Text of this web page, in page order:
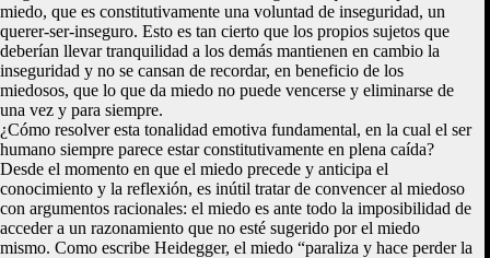
miedo, que es constitutivamente una voluntad de inseguridad, un
querer-ser-inseguro. Esto es tan cierto que los propios sujetos que
deberían llevar tranquilidad a los demás mantienen en cambio la
inseguridad y no se cansan de recordar, en beneficio de los
miedosos, que lo que da miedo no puede vencerse y eliminarse de
una vez y para siempre.
¿Cómo resolver esta tonalidad emotiva fundamental, en la cual el ser
humano siempre parece estar constitutivamente en plena caída?
Desde el momento en que el miedo precede y anticipa el
conocimiento y la reflexión, es inútil tratar de convencer al miedoso
con argumentos racionales: el miedo es ante todo la imposibilidad de
acceder a un razonamiento que no esté sugerido por el miedo
mismo. Como escribe Heidegger, el miedo “paraliza y hace perder la